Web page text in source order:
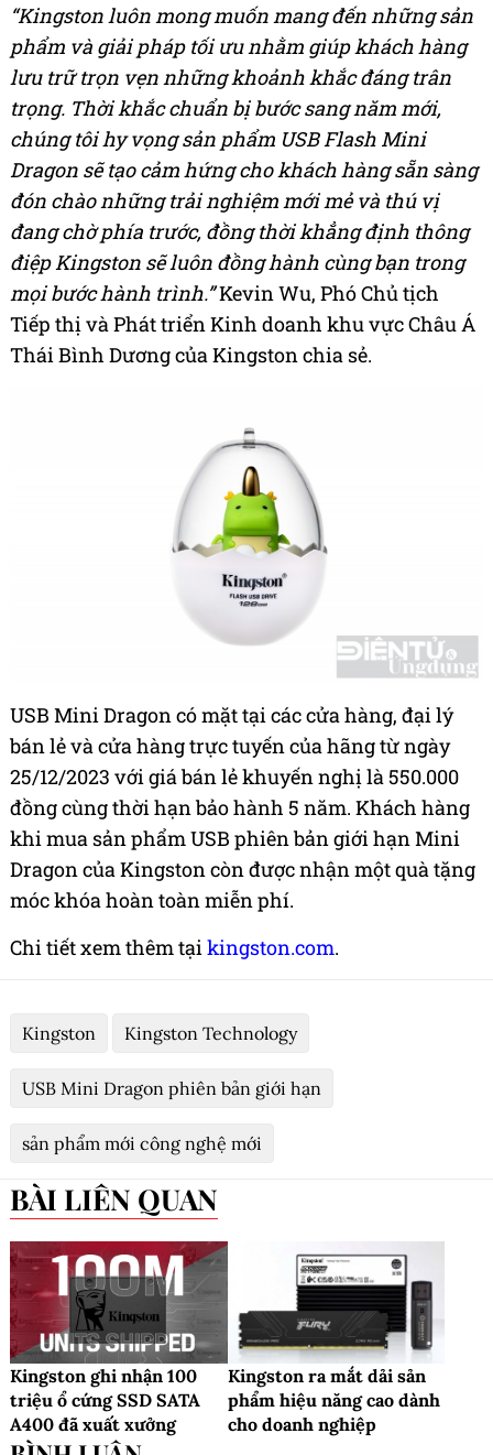
“Kingston luôn mong muốn mang đến những sản
phẩm và giải pháp tối ưu nhằm giúp khách hàng
lưu trữ trọn vẹn những khoảnh khắc đáng trân
trọng. Thời khắc chuẩn bị bước sang năm mới,
chúng tôi hy vọng sản phẩm USB Flash Mini
Dragon sẽ tạo cảm hứng cho khách hàng sẵn sàng
đón chào những trải nghiệm mới mẻ và thú vị
đang chờ phía trước, đồng thời khẳng định thông
điệp Kingston sẽ luôn đồng hành cùng bạn trong
mọi bước hành trình.”Kevin Wu, Phó Chủ tịch
Tiếp thị và Phát triển Kinh doanh khu vực Châu Á
Thái Bình Dương của Kingston chia sẻ.
USB Mini Dragon có mặt tại các cửa hàng, đại lý
bán lẻ và cửa hàng trực tuyến của hãng từ ngày
25/12/2023 với giá bán lẻ khuyến nghị là 550.000
đồng cùng thời hạn bảo hành 5 năm. Khách hàng
khi mua sản phẩm USB phiên bản giới hạn Mini
Dragon của Kingston còn được nhận một quà tặng
móc khóa hoàn toàn miễn phí.
Chi tiết xem thêm tại kingston.com.
Kingston Kingston Technology
USB Mini Dragon phiên bản giới hạn
sản phẩm mới công nghệ mới
BÀI LIÊN QUAN
Kingston ghi nhận 100
triệu ổ cứng SSD SATA
A400 đã xuất xưởng
Kingston ra mắt dải sản
phẩm hiệu năng cao dành
cho doanh nghiệp